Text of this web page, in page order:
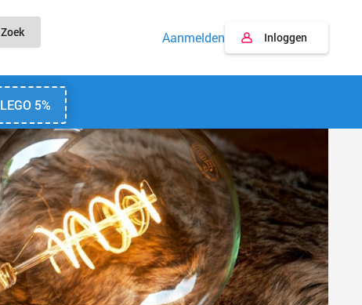
Zoek
Aanmelden Inloggen
LEGO 5%